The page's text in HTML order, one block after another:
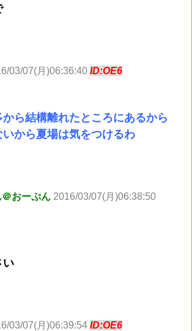
03/07(月)06:36:40 ID:OE6
ら結構離れたところにあるから
から夏場は気をつけるわ
おーぷん 2016/03/07(月)06:38:50
い
03/07(月)06:39:54 ID:OE6